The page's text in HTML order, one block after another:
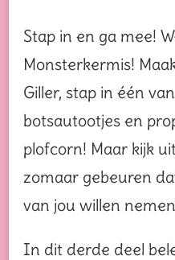
Stap in en ga mee!
Monsterkermis!
Giller, stap in één
botsautootjes en
plofcorn! Maar kijk
zomaar gebeuren
van jou willen
In dit derde deel